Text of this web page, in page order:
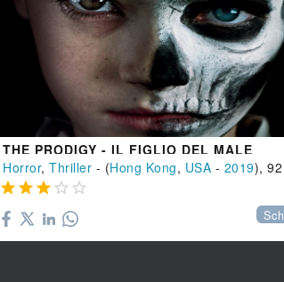
THE PRODIGY - IL FIGLIO DEL MALE
Horror, Thriller - (Hong Kong, USA - 2019),
    